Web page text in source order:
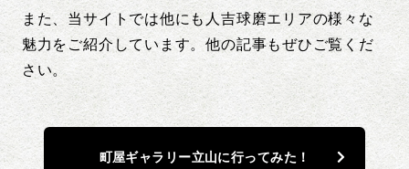
また、当サイトでは他にも人吉球磨エリアの様々な
魅力をご紹介しています。他の記事もぜひご覧くだ
さい。
町屋ギャラリー立山に行ってみた！